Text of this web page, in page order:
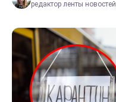
редактор ленты новостей